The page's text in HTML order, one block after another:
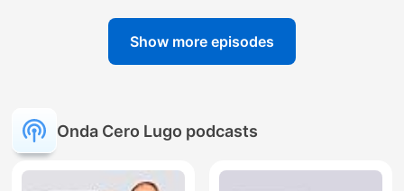
Show more episodes
Onda Cero Lugo podcasts